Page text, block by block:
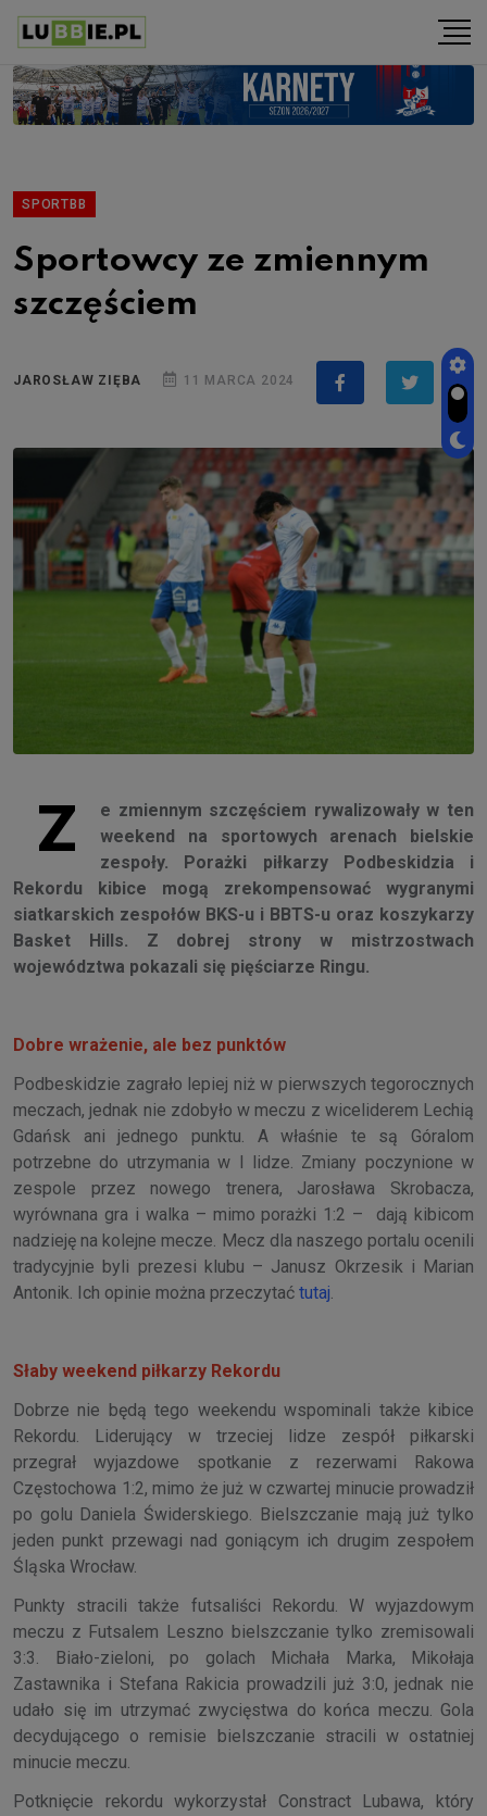
SPORTBB
Sportowcy ze zmiennym
szczęściem
JAROSŁAW ZIĘBA 11 MARCA 2024
Z
e zmiennym szczęściem rywalizowały w ten
weekend na sportowych arenach bielskie
zespoły. Porażki piłkarzy Podbeskidzia i
Rekordu kibice mogą zrekompensować wygranymi
siatkarskich zespołów BKS-u i BBTS-u oraz koszykarzy
Basket Hills. Z dobrej strony w mistrzostwach
województwa pokazali się pięściarze Ringu.
Dobre wrażenie, ale bez punktów
Podbeskidzie zagrało lepiej niż w pierwszych tegorocznych
meczach, jednak nie zdobyło w meczu z wiceliderem Lechią
Gdańsk ani jednego punktu. A właśnie te są Góralom
potrzebne do utrzymania w I lidze. Zmiany poczynione w
zespole przez nowego trenera, Jarosława Skrobacza,
wyrównana gra i walka – mimo porażki 1:2 – dają kibicom
nadzieję na kolejne mecze. Mecz dla naszego portalu ocenili
tradycyjnie byli prezesi klubu – Janusz Okrzesik i Marian
Antonik. Ich opinie można przeczytać tutaj.
Słaby weekend piłkarzy Rekordu
Dobrze nie będą tego weekendu wspominali także kibice
Rekordu. Liderujący w trzeciej lidze zespół piłkarski
przegrał wyjazdowe spotkanie z rezerwami Rakowa
Częstochowa 1:2, mimo że już w czwartej minucie prowadził
po golu Daniela Świderskiego. Bielszczanie mają już tylko
jeden punkt przewagi nad goniącym ich drugim zespołem
Śląska Wrocław.
Punkty stracili także futsaliści Rekordu. W wyjazdowym
meczu z Futsalem Leszno bielszczanie tylko zremisowali
3:3. Biało-zieloni, po golach Michała Marka, Mikołaja
Zastawnika i Stefana Rakicia prowadzili już 3:0, jednak nie
udało się im utrzymać zwycięstwa do końca meczu. Gola
decydującego o remisie bielszczanie stracili w ostatniej
minucie meczu.
Potknięcie rekordu wykorzystał Constract Lubawa, który